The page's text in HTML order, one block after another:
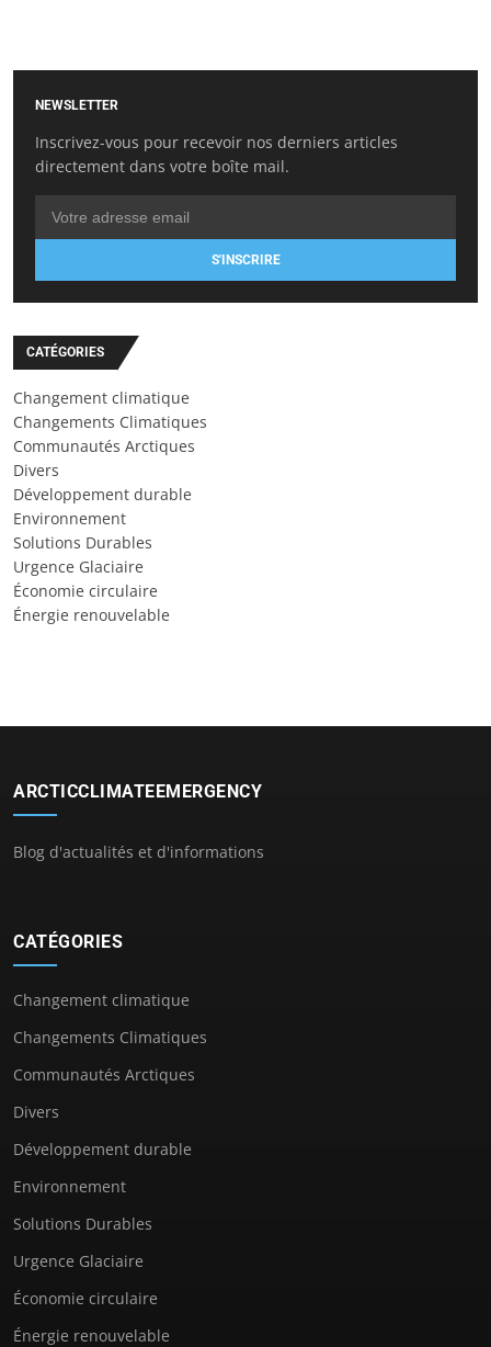
NEWSLETTER
Inscrivez-vous pour recevoir nos derniers articles
directement dans votre boîte mail.
S'INSCRIRE
CATÉGORIES
Changement climatique
Changements Climatiques
Communautés Arctiques
Divers
Développement durable
Environnement
Solutions Durables
Urgence Glaciaire
Économie circulaire
Énergie renouvelable
ARCTICCLIMATEEMERGENCY
Blog d'actualités et d'informations
CATÉGORIES
Changement climatique
Changements Climatiques
Communautés Arctiques
Divers
Développement durable
Environnement
Solutions Durables
Urgence Glaciaire
Économie circulaire
Énergie renouvelable